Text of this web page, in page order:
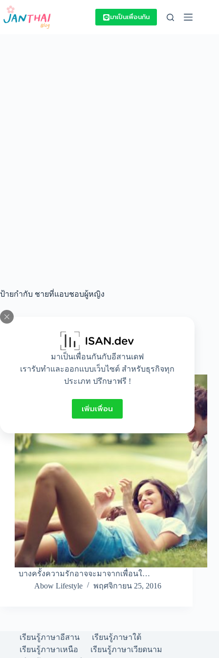
Skip
content
มาเป็นเพื่อนกันกับอีสานเดฟ
เรารับทำและออกแบบเว็บไซต์ สำหรับธุรกิจทุก
ประเภท ปรึกษาฟรี !
เพิ่มเพื่อน
มาเป็นเพื่อนกัน
ป้ายกำกับ ชายที่แอบชอบผู้หญิง
Lifestyle
พฤติกรรมของผู้ชายที่แอบชอบผู้หญิง
บางครั้งความรักอาจจะมาจากเพื่อนใ…
Abow Lifestyle
พฤศจิกายน 25, 2016
เรียนรู้ภาษาอีสาน
เรียนรู้ภาษาใต้
เรียนรู้ภาษาเหนือ
เรียนรู้ภาษาเวียดนาม